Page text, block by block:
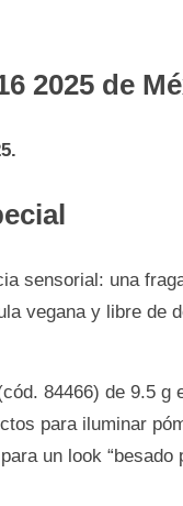
2025 de
sensorial: una
vegana y libre de
84466) de 9.5 g
para iluminar
un look “besado